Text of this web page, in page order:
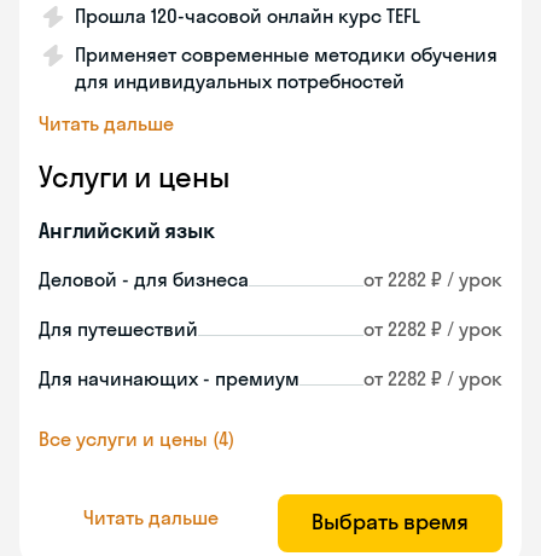
Прошла 120-часовой онлайн курс TEFL
Применяет современные методики обучения
для индивидуальных потребностей
Читать дальше
Услуги и цены
Английский язык
Деловой - для бизнеса от 2282 ₽ / урок
Для путешествий от 2282 ₽ / урок
Для начинающих - премиум от 2282 ₽ / урок
Все услуги и цены (4)
Читать дальше Выбрать время